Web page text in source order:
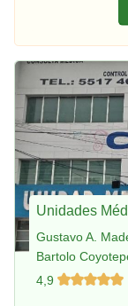
Unidades
Gustavo A.
Bartolo
4,9